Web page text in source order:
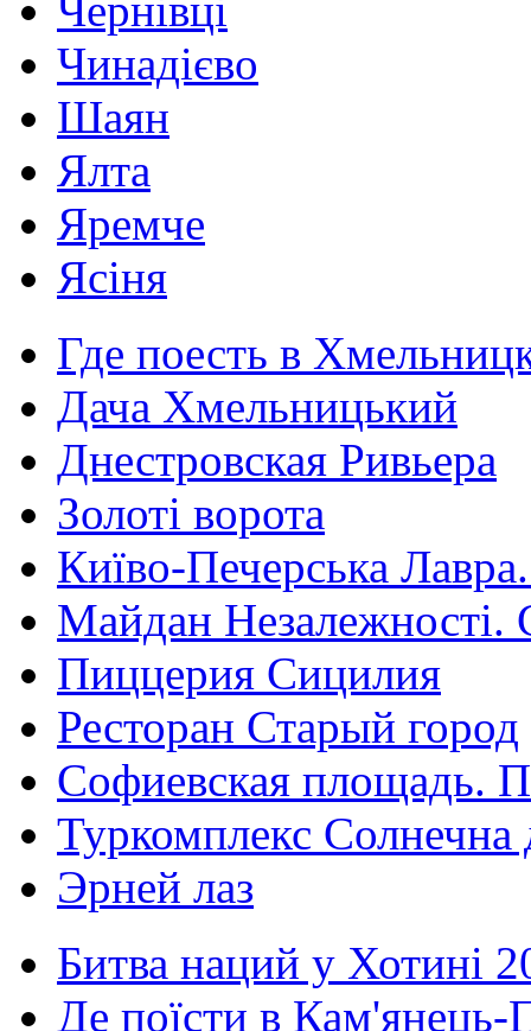
Чернівці
Чинадієво
Шаян
Ялта
Яремче
Ясіня
Где поесть в
Дача Хмельницький
Днестровская Ривьера
Золоті ворота
Київо-Печерська
Майдан Незалежності.
Пиццерия Сицилия
Ресторан Старый город
Софиевская площадь.
Туркомплекс Солнечна
Эрней лаз
Битва наций у Хотині
Де поїсти в Кам'янець-